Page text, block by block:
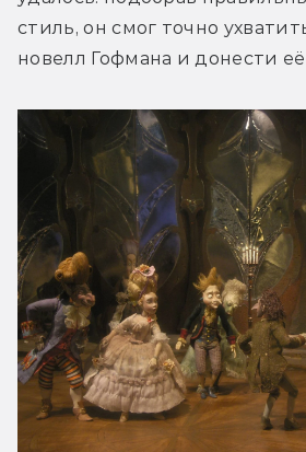
стиль, он смог точно
новелл Гофмана и донести